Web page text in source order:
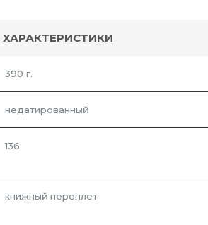
ХАРАКТЕРИСТИКИ
390 г.
недатированный
136
книжный переплет